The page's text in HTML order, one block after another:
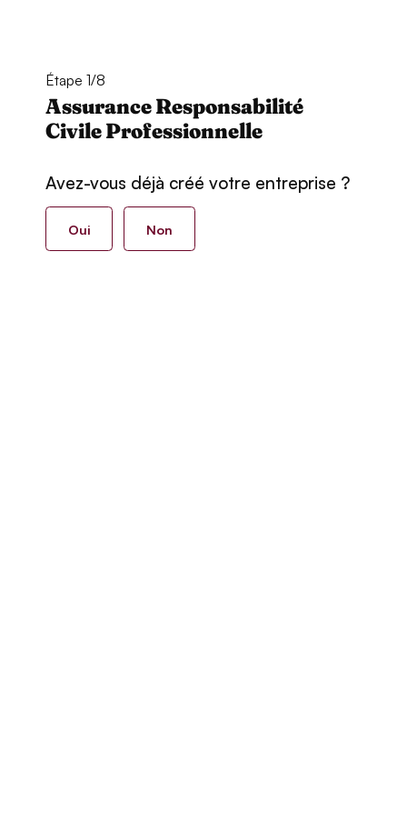
Étape 1/8
Assurance Responsabilité
Civile Professionnelle
Avez-vous déjà créé votre entreprise ?
Oui Non